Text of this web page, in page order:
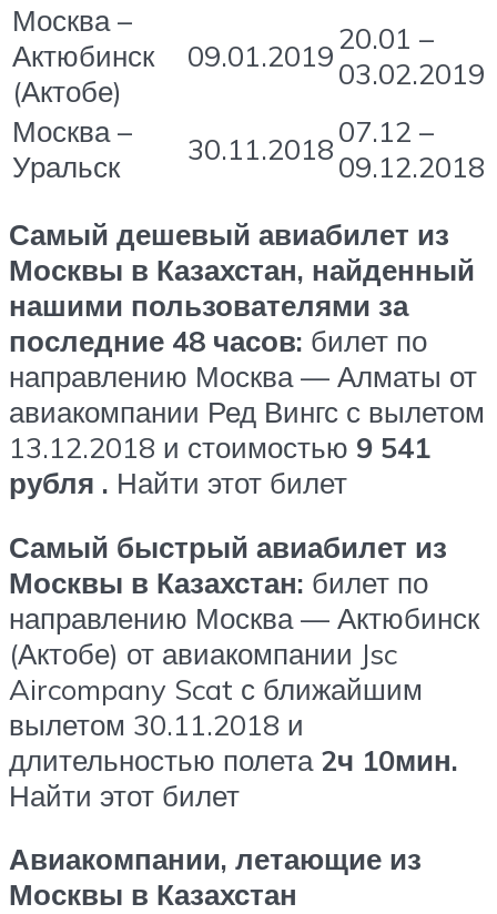
Москва –
Актюбинск
(Актобе)
09.01.201920.01 –
03.02.2019
Москва –
Уральск
30.11.201807.12 –
09.12.2018
Самый дешевый авиабилет из
Москвы в Казахстан, найденный
нашими пользователями за
последние 48 часов: билет по
направлению Москва — Алматы от
авиакомпании Ред Вингс с вылетом
13.12.2018 и стоимостью 9 541
рубля . Найти этот билет
Самый быстрый авиабилет из
Москвы в Казахстан: билет по
направлению Москва — Актюбинск
(Актобе) от авиакомпании Jsc
Aircompany Scat с ближайшим
вылетом 30.11.2018 и
длительностью полета 2ч 10мин.
Найти этот билет
Авиакомпании, летающие из
Москвы в Казахстан